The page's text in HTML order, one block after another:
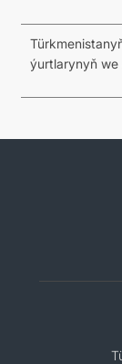
ýurtlarynyň we